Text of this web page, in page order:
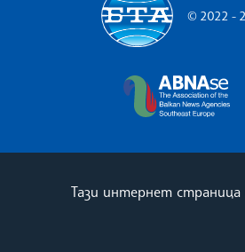
© 2022 -
Тази интернет